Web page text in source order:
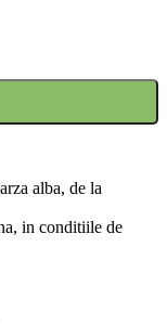
alba, de la
in conditiile de